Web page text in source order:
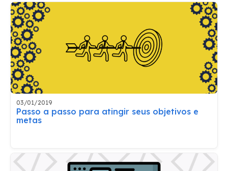
03/01/2019
Passo a passo para atingir seus objetivos e
metas